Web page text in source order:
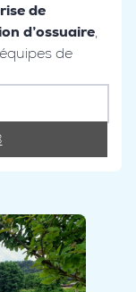
de
d’ossuaire,
de